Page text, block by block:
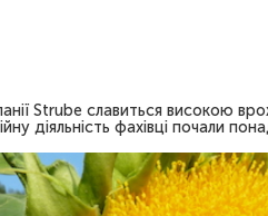
Strube славиться високою
діяльність фахівці почали